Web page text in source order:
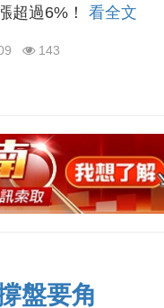
超過6%！看全文
09 143
盤要角